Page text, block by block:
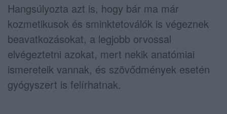
Hangsúlyozta azt is, hogy bár ma már
kozmetikusok és sminktetoválók is végeznek
beavatkozásokat, a legjobb orvossal
elvégeztetni azokat, mert nekik anatómiai
ismereteik vannak, és szövődmények esetén
gyógyszert is felírhatnak.